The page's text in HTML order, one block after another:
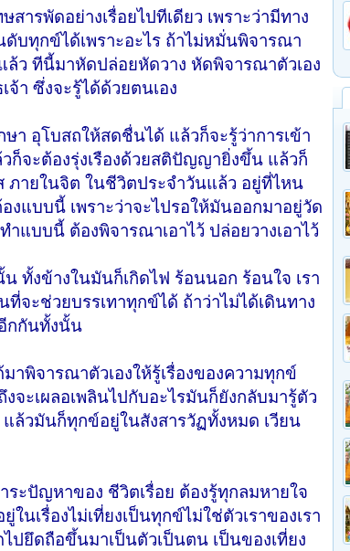
ารพัดอย่างเรื่อยไปทีเดียว เพราะว่ามีทาง
บทุกข์ได้เพราะอะไร ถ้าไม่หมั่นพิจารณา
ว ทีนี้มาหัดปล่อยหัดวาง หัดพิจารณาตัวเอง
า ซึ่งจะรู้ได้ด้วยตนเอง
อุโบสถให้สดชื่นได้ แล้วก็จะรู้ว่าการเข้า
จะต้องรุ่งเรืองด้วยสติปัญญายิ่งขึ้น แล้วก็
ภายในจิต ในชีวิตประจำวันแล้ว อยู่ที่ไหน
งแบบนี้ เพราะว่าจะไปรอให้มันออกมาอยู่วัด
แบบนี้ ต้องพิจารณาเอาไว้ ปล่อยวางเอาไว้
ทั้งข้างในมันก็เกิดไฟ ร้อนนอก ร้อนใจ เรา
จะช่วยบรรเทาทุกข์ได้ ถ้าว่าไม่ได้เดินทาง
กกันทั้งนั้น
พิจารณาตัวเองให้รู้เรื่องของความทุกข์
จะเผลอเพลินไปกับอะไรมันก็ยังกลับมารู้ตัว
แล้วมันก็ทุกข์อยู่ในสังสารวัฏทั้งหมด เวียน
ะปัญหาของ ชีวิตเรื่อย ต้องรู้ทุกลมหายใจ
เรื่องไม่เที่ยงเป็นทุกข์ไม่ใช่ตัวเราของเรา
ยึดถือขึ้นมาเป็นตัวเป็นตน เป็นของเที่ยง